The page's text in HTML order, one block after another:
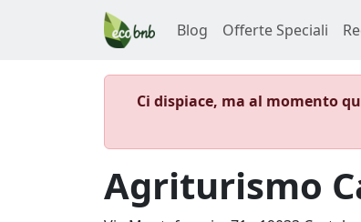
Blog Offerte Speciali
Ci dispiace, ma al momento
Agriturismo